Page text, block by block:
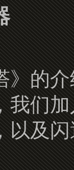
介绍
我们
以及